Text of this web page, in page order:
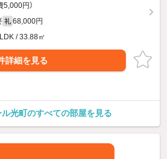
5,000円）
礼 68,000円
/ 33.88㎡
詳細を見る
光町のすべての部屋を見る